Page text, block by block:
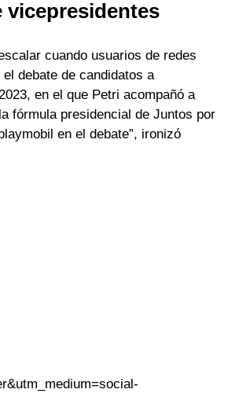
vicepresidentes
cuando usuarios de redes
debate de candidatos a
en el que Petri acompañó a
fórmula presidencial de Juntos por
en el debate”, ironizó